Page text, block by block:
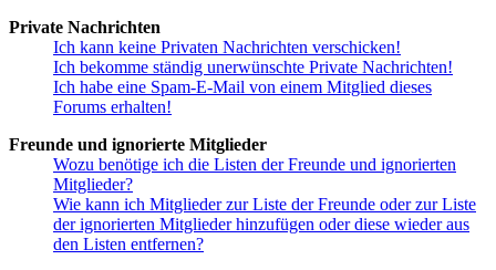
Private Nachrichten
Ich kann keine Privaten Nachrichten verschicken!
Ich bekomme ständig unerwünschte Private Nachrichten!
Ich habe eine Spam-E-Mail von einem Mitglied dieses
Forums erhalten!
Freunde und ignorierte Mitglieder
Wozu benötige ich die Listen der Freunde und ignorierten
Mitglieder?
Wie kann ich Mitglieder zur Liste der Freunde oder zur Liste
der ignorierten Mitglieder hinzufügen oder diese wieder aus
den Listen entfernen?